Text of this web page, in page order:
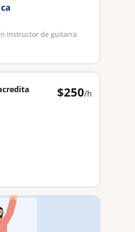
instructor de guitarra
$250/h